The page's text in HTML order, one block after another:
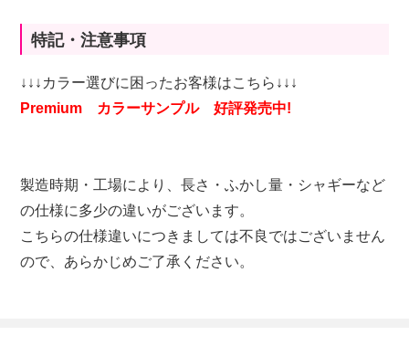
特記・注意事項
↓↓↓カラー選びに困ったお客様はこちら↓↓↓
Premium カラーサンプル 好評発売中!
製造時期・工場により、長さ・ふかし量・シャギーなど
の仕様に多少の違いがございます。
こちらの仕様違いにつきましては不良ではございません
ので、あらかじめご了承ください。